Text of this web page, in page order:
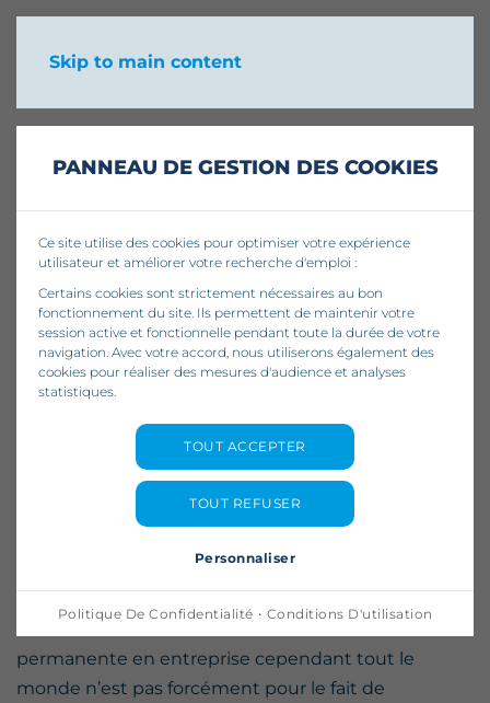
PANNEAU DE GESTION DES COOKIES
Ce site utilise des cookies pour optimiser votre expérience
utilisateur et améliorer votre recherche d'emploi :
Certains cookies sont strictement nécessaires au bon
fonctionnement du site. Ils permettent de maintenir votre
session active et fonctionnelle pendant toute la durée de votre
navigation. Avec votre accord, nous utiliserons également des
cookies pour réaliser des mesures d'audience et analyses
statistiques.
TOUT ACCEPTER
TOUT REFUSER
Personnaliser
Politique De Confidentialité · Conditions D'utilisation
Skip to main content
Nos conseils pour faire
du télétravail
efficacement
23 FÉVRIER 2022
Il commence à être instauré de manière
permanente en entreprise cependant tout le
monde n’est pas forcément pour le fait de